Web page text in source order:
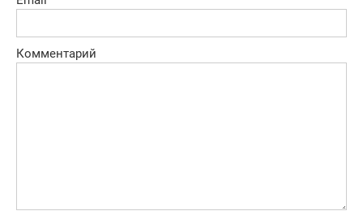
Комментарий